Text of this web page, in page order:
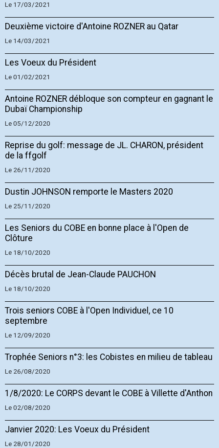
Le 17/03/2021
Deuxième victoire d'Antoine ROZNER au Qatar
Le 14/03/2021
Les Voeux du Président
Le 01/02/2021
Antoine ROZNER débloque son compteur en gagnant le
Dubaï Championship
Le 05/12/2020
Reprise du golf: message de JL. CHARON, président
de la ffgolf
Le 26/11/2020
Dustin JOHNSON remporte le Masters 2020
Le 25/11/2020
Les Seniors du COBE en bonne place à l'Open de
Clôture
Le 18/10/2020
Décès brutal de Jean-Claude PAUCHON
Le 18/10/2020
Trois seniors COBE à l'Open Individuel, ce 10
septembre
Le 12/09/2020
Trophée Seniors n°3: les Cobistes en milieu de tableau
Le 26/08/2020
1/8/2020: Le CORPS devant le COBE à Villette d'Anthon
Le 02/08/2020
Janvier 2020: Les Voeux du Président
Le 28/01/2020